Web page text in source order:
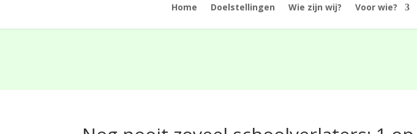
Home Doelstellingen Wie zijn wij? Voor wie?